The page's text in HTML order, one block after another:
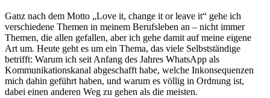
Ganz nach dem Motto „Love it, change it or leave it“ gehe ich
verschiedene Themen in meinem Berufsleben an – nicht immer
Themen, die allen gefallen, aber ich gehe damit auf meine eigene
Art um. Heute geht es um ein Thema, das viele Selbstständige
betrifft: Warum ich seit Anfang des Jahres WhatsApp als
Kommunikationskanal abgeschafft habe, welche Inkonsequenzen
mich dahin geführt haben, und warum es völlig in Ordnung ist,
dabei einen anderen Weg zu gehen als die meisten.